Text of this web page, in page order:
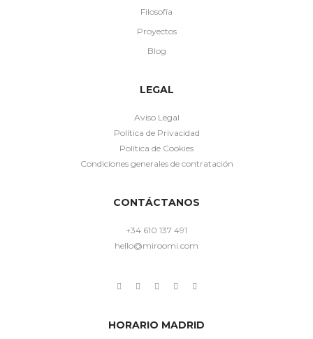
Filosofía
Proyectos
Blog
LEGAL
Aviso Legal
Política de Privacidad
Política de Cookies
Condiciones generales de contratación
CONTÁCTANOS
+34 610 137 491
hello@miroomi.com
HORARIO MADRID